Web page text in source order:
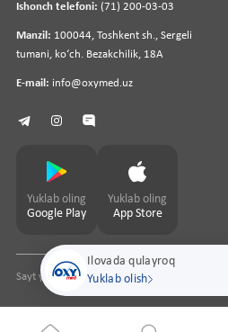
Ilovada qulayroq
Yuklab olish
Ishonch telefoni: (71) 200-03-03
Manzil: 100044, Toshkent sh., Sergeli
tumani, koʻch. Bezakchilik, 18A
E-mail: info@oxymed.uz
Yuklab oling
Google Play
Yuklab oling
App Store
Sayt yaratuvchipharmit.uz